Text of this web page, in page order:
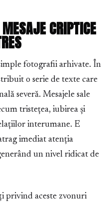
CRIPTICE
fotografii arhivate. În
o serie de texte care
severă. Mesajele sale
tristețea, iubirea și
interumane. E
imediat atenția
un nivel ridicat de
privind aceste zvonuri